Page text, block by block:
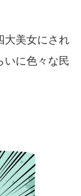
大美女にされ
いに色々な民